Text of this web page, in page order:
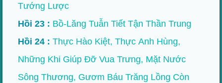
Tướng Lược
Hồi 23 : Bồ-Lăng Tuẫn Tiết Tận Thần Trung
Hồi 24 : Thực Hào Kiệt, Thực Anh Hùng,
Những Khi Giúp Đỡ Vua Trưng, Mặt Nước
Sông Thương, Gươm Báu Trăng Lồng Còn